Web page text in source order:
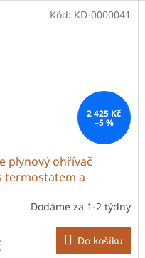
2 425 Kč
–5 %
plynový ohřívač
termostatem a
Dodáme za 1-2 týdny
Do košíku
Kód: KD-0000041